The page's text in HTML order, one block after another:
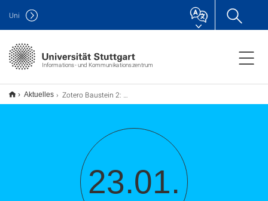
Informations- und Kommunikationszentrum
Uni
Aktuelles Zotero Baustein 2: Arbeit in der Zotero WebCloud und in Gruppen (TU9)
23.01.